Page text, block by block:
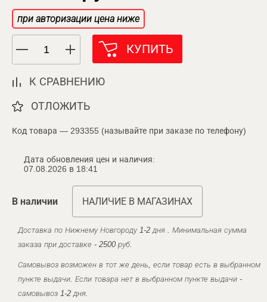
при авторизации цена ниже
КУПИТЬ
К СРАВНЕНИЮ
ОТЛОЖИТЬ
Код товара — 293355 (называйте при заказе по телефону)
Дата обновления цен и наличия:
07.08.2026 в 18:41
В наличии НАЛИЧИЕ В МАГАЗИНАХ
Доставка по Нижнему Новгороду 1-2 дня . Минимальная сумма
заказа при доставке - 2500 руб.
Самовывоз возможен в тот же день, если товар есть в выбранном
пункте выдачи. Если товара нет в выбранном пункте выдачи -
самовывоз 1-2 дня.